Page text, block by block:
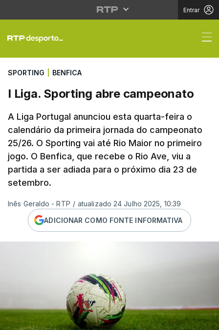
Entrar
I Liga. Sporting abre
SPORTING BENFICA
I Liga. Sporting abre campeonato
A Liga Portugal anunciou esta quarta-feira o
calendário da primeira jornada do campeonato
25/26. O Sporting vai até Rio Maior no primeiro
jogo. O Benfica, que recebe o Rio Ave, viu a
partida a ser adiada para o próximo dia 23 de
setembro.
Inês Geraldo - RTP / atualizado 24 Julho 2025, 10:39
ADICIONAR COMO FONTE INFORMATIVA